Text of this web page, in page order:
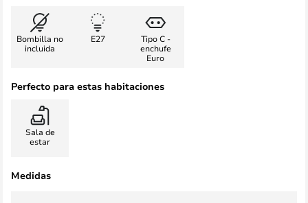
Bombilla no
incluida
E27
Tipo C -
enchufe
Euro
Perfecto para estas habitaciones
Sala de
estar
Medidas